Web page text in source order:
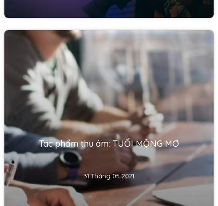
Tác phẩm thu âm: TUỔI MỘNG MƠ
31 Tháng 05 2021